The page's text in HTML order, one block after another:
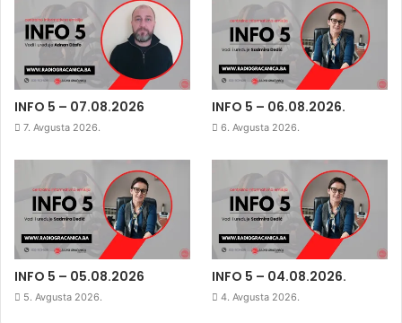
INFO 5 – 07.08.2026
7. Avgusta 2026.
INFO 5 – 06.08.2026.
6. Avgusta 2026.
INFO 5 – 05.08.2026
5. Avgusta 2026.
INFO 5 – 04.08.2026.
4. Avgusta 2026.